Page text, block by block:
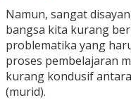
Namun, sangat
bangsa kita kurang
problematika yang
proses pembelajaran
kurang kondusif
(murid).